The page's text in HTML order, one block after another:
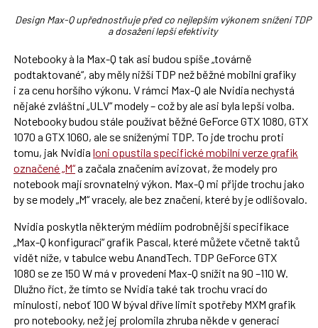
Design Max-Q upřednostňuje před co nejlepším výkonem snížení TDP
a dosažení lepší efektivity
Notebooky à la Max-Q tak asi budou spíše „továrně
podtaktované“, aby měly nižší TDP než běžné mobilní grafiky
i za cenu horšího výkonu. V rámci Max-Q ale Nvidia nechystá
nějaké zvláštní „ULV“ modely – což by ale asi byla lepší volba.
Notebooky budou stále používat běžné GeForce GTX 1080, GTX
1070 a GTX 1060, ale se sníženými TDP. To jde trochu proti
tomu, jak Nvidia loni opustila specifické mobilní verze grafik
označené „M“a začala značením avizovat, že modely pro
notebook mají srovnatelný výkon. Max-Q mi přijde trochu jako
by se modely „M“ vracely, ale bez značení, které by je odlišovalo.
Nvidia poskytla některým médiím podrobnější specifikace
„Max-Q konfigurací“ grafik Pascal, které můžete včetně taktů
vidět níže, v tabulce webu AnandTech. TDP GeForce GTX
1080 se ze 150 W má v provedení Max-Q snížit na 90 –110 W.
Dlužno říct, že tímto se Nvidia také tak trochu vrací do
minulosti, neboť 100 W býval dříve limit spotřeby MXM grafik
pro notebooky, než jej prolomila zhruba někde v generaci